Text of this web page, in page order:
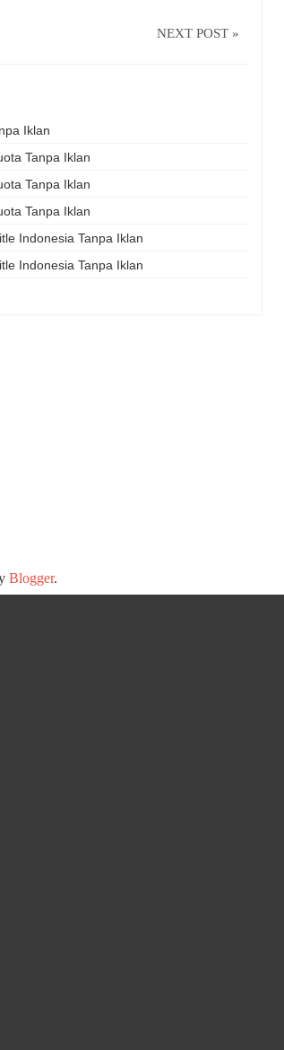
NEXT POST »
Iklan
Tanpa Iklan
Tanpa Iklan
Tanpa Iklan
Indonesia Tanpa Iklan
Indonesia Tanpa Iklan
Blogger.